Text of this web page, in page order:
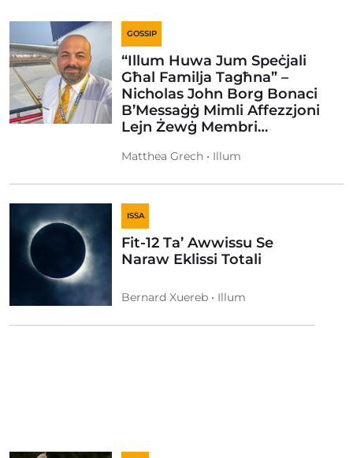
GOSSIP
“Illum Huwa Jum Speċjali
Għal Familja Tagħna” –
Nicholas John Borg Bonaci
B’Messaġġ Mimli Affezzjoni
Lejn Żewġ Membri…
Matthea Grech • Illum
ISSA
Fit-12 Ta’ Awwissu Se
Naraw Eklissi Totali
Bernard Xuereb • Illum